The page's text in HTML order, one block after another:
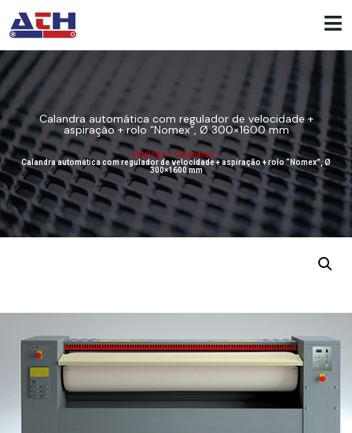
Calandra automática com regulador de velocidade +
aspiração + rolo “Nomex”, Ø 300×1600 mm
Catálogo / Calandras /
Calandra automática com regulador de velocidade + aspiração + rolo “Nomex”, Ø
300×1600 mm